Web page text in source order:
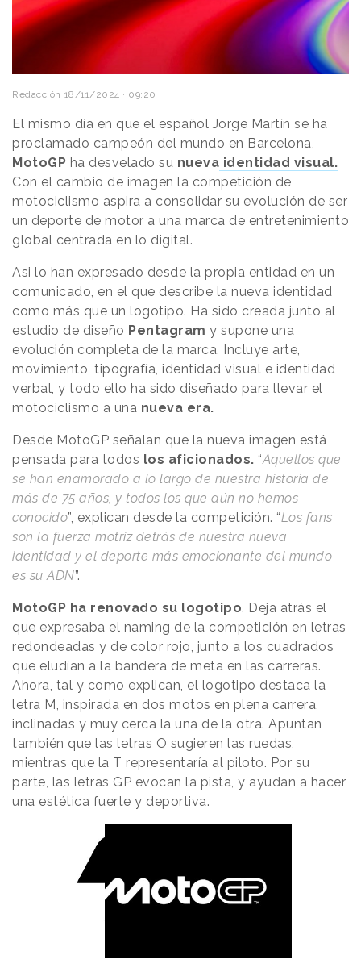
Redacción 18/11/2024 · 09:20
El mismo día en que el español Jorge Martín se ha
proclamado campeón del mundo en Barcelona,
MotoGP ha desvelado su nueva identidad visual.
Con el cambio de imagen la competición de
motociclismo aspira a consolidar su evolución de ser
un deporte de motor a una marca de entretenimiento
global centrada en lo digital.
Asi lo han expresado desde la propia entidad en un
comunicado, en el que describe la nueva identidad
como más que un logotipo. Ha sido creada junto al
estudio de diseño Pentagram y supone una
evolución completa de la marca. Incluye arte,
movimiento, tipografía, identidad visual e identidad
verbal, y todo ello ha sido diseñado para llevar el
motociclismo a una nueva era.
Desde MotoGP señalan que la nueva imagen está
pensada para todos los aficionados. “Aquellos que
se han enamorado a lo largo de nuestra historia de
más de 75 años, y todos los que aún no hemos
conocido”, explican desde la competición. “Los fans
son la fuerza motriz detrás de nuestra nueva
identidad y el deporte más emocionante del mundo
es su ADN”.
MotoGP ha renovado su logotipo. Deja atrás el
que expresaba el naming de la competición en letras
redondeadas y de color rojo, junto a los cuadrados
que eludían a la bandera de meta en las carreras.
Ahora, tal y como explican, el logotipo destaca la
letra M, inspirada en dos motos en plena carrera,
inclinadas y muy cerca la una de la otra. Apuntan
también que las letras O sugieren las ruedas,
mientras que la T representaría al piloto. Por su
parte, las letras GP evocan la pista, y ayudan a hacer
una estética fuerte y deportiva.